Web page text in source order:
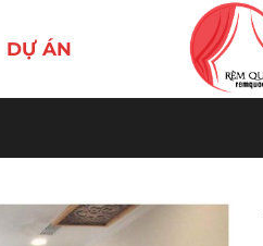
DỰ ÁN